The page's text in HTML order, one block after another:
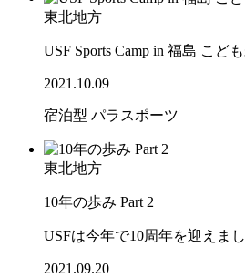
東北地方
USF Sports Camp in 福島 こど
2021.10.09
宿泊型 パラスポーツ
東北地方
10年の歩み Part 2
USFは今年で10周年を迎えまし
2021.09.20